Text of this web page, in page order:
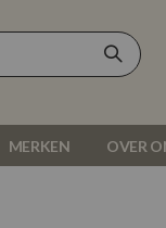
MERKEN OVER